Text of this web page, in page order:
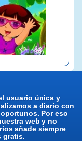
usuario única y
a diario con
Por eso
web y no
añade siempre
gratis.